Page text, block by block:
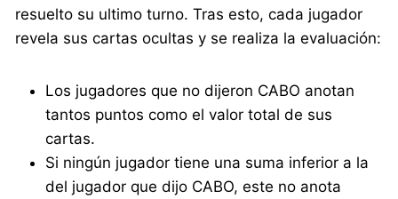
resuelto su ultimo turno. Tras esto, cada jugador
revela sus cartas ocultas y se realiza la evaluación:
Los jugadores que no dijeron CABO anotan
tantos puntos como el valor total de sus
cartas.
Si ningún jugador tiene una suma inferior a la
del jugador que dijo CABO, este no anota